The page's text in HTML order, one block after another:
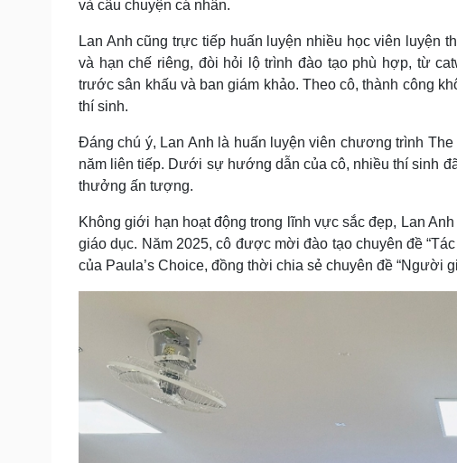
và câu chuyện cá nhân.
Lan Anh cũng trực tiếp huấn luyện nhiều học viên luyện
và hạn chế riêng, đòi hỏi lộ trình đào tạo phù hợp, từ
trước sân khấu và ban giám khảo. Theo cô, thành công
thí sinh.
Đáng chú ý, Lan Anh là huấn luyện viên chương trình
năm liên tiếp. Dưới sự hướng dẫn của cô, nhiều thí sinh
thưởng ấn tượng.
Không giới hạn hoạt động trong lĩnh vực sắc đẹp, Lan
giáo dục. Năm 2025, cô được mời đào tạo chuyên đề
của Paula’s Choice, đồng thời chia sẻ chuyên đề “Người